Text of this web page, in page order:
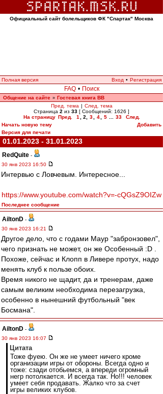
Официальный сайт болельщиков ФК "Спартак" Москва
Полная версия Вход • Регистрация
FAQ • Поиск
Общение на сайте » Гостевая книга ВВ
Пред. тема | След. тема
Страница 2 из 33 [ Сообщений: 1626 ]
На страницу Пред. 1 2 3 4 5 33
След.
Начать новую тему
Добавить
Версия для печати
01.01.2023 - 31.01.2023
RedQuite -
30 янв 2023 16:50
Интервью с Ловчевым. Интересное...
https://www.youtube.com/watch?v=-cQGsZ9OIZw
Последнее сообщение
AiltonD -
30 янв 2023 16:21
Другое дело, что с годами Маур "забронзовел",
чего признать не может, он же Особенный :D .
Похоже, сейчас и Клопп в Ливере протух, надо
менять клуб к пользе обоих.
Время никого не щадит, да и тренерам, даже
самым великим необходима перезагрузка,
особенно в нынешний футбольный "век
Босмана".
AiltonD -
30 янв 2023 16:07
Цитата
Тоже фуею. Он же не умеет ничего кроме
организации игры от обороны. Всегда одно и
тоже: сзади отобьемся, а впереди огромный
негр потолкается. И всегда так. Но!!! человек
умеет себя продавать. Жалко что за счет
игры великих клубов.